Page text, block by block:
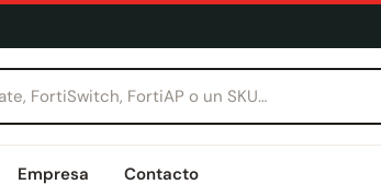
Empresa Contacto